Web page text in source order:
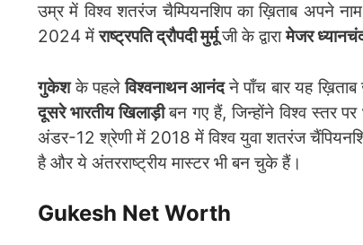
उम्र में विश्व शतरंज चैम्पियनशिप का ख़िताब अपने
2024 मेंराष्ट्रपति द्रौपदी मुर्मूजी के द्वारामेजर
गुकेशके पहलेविश्वनाथन आनंदने पाँच बार यह
दूसरे भारतीय खिलाड़ीबन गए हैं, जिन्होंने विश्व स्तर
अंडर-12 श्रेणी में 2018 में विश्व युवा शतरंज
है और ये अंतरराष्ट्रीय मास्टर भी बन चुके हैं।
Gukesh Net Worth